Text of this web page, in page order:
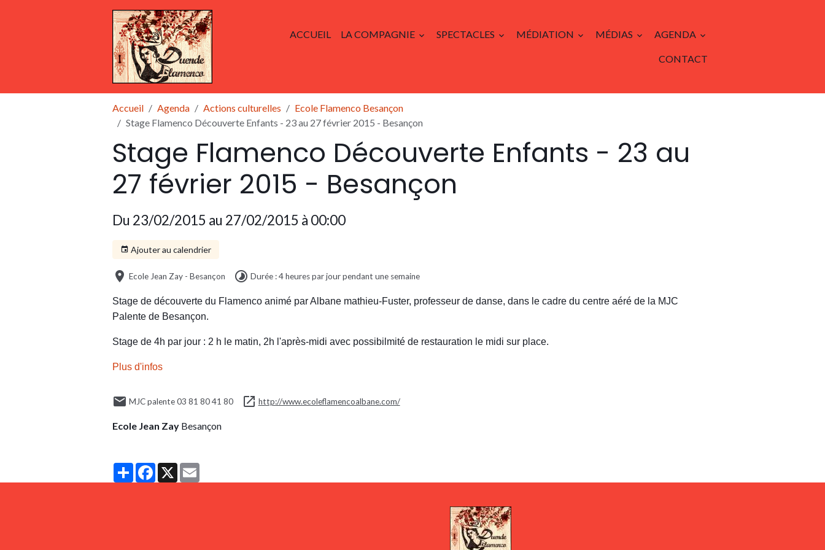
ACCUEIL LA COMPAGNIE SPECTACLES MÉDIATION MÉDIAS AGENDA
CONTACT
Accueil Agenda Actions culturelles
Ecole Flamenco Besançon
Stage Flamenco Découverte Enfants - 23 au 27 février 2015 - Besançon
Stage Flamenco Découverte Enfants - 23 au
27 février 2015 - Besançon
Du 23/02/2015 au 27/02/2015 à 00:00
Ajouter au calendrier
Ecole Jean Zay - Besançon Durée : 4 heures par jour pendant une semaine
Stage de découverte du Flamenco animé par Albane mathieu-Fuster, professeur de danse, dans le cadre du centre aéré de la MJC
Palente de Besançon.
Stage de 4h par jour : 2 h le matin, 2h l'après-midi avec possibilmité de restauration le midi sur place.
Plus d'infos
MJC palente 03 81 80 41 80 http://www.ecoleflamencoalbane.com/
Ecole Jean Zay Besançon
PartagerFacebook
X